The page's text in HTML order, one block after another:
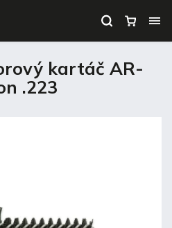
kartáč AR-
.223